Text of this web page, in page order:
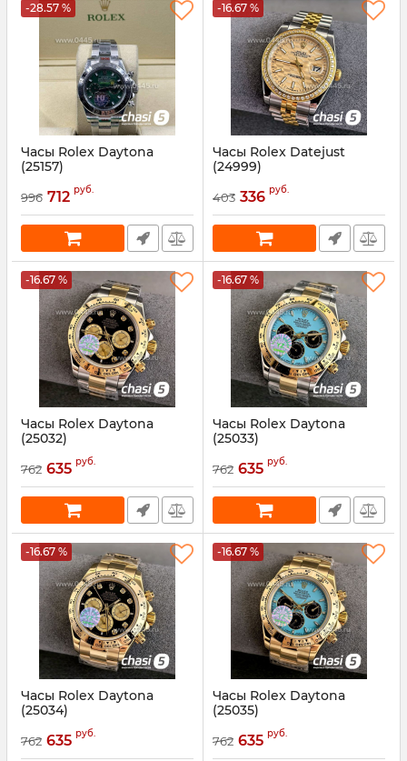
-28.57 %
Часы Rolex Daytona
(25157)
25157
996 712 руб.
-16.67 %
Часы Rolex Datejust
(24999)
24999
403 336 руб.
-16.67 %
Часы Rolex Daytona
(25032)
25032
762 635 руб.
-16.67 %
Часы Rolex Daytona
(25033)
25033
762 635 руб.
-16.67 %
Часы Rolex Daytona
(25034)
25034
762 635 руб.
-16.67 %
Часы Rolex Daytona
(25035)
25035
762 635 руб.